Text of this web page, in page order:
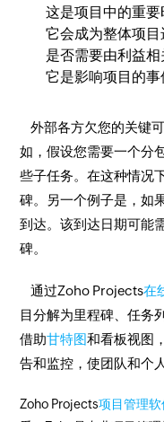
这是项目中的重要
它会成为整体项目
是否需要由利益相
它是影响项目的事
外部各方欠您的关键
如，假设您需要一个分
些子任务。在这种情况
碑。另一个例子是，如
到达。该到达日期可能
碑。
通过Zoho Projects在
目分解为里程碑、任务
借助甘特图和看板视图
告和监控，使团队和个
Zoho Projects项目管理软